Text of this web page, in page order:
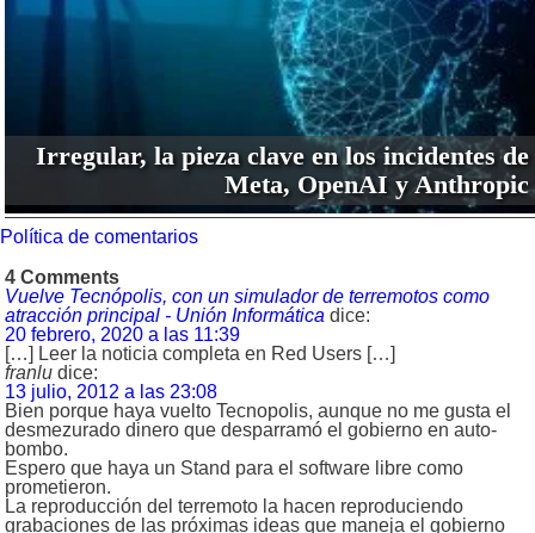
Irregular, la pieza clave en los incidentes de
Meta, OpenAI y Anthropic
Política de comentarios
4 Comments
Vuelve Tecnópolis, con un simulador de terremotos como
atracción principal - Unión Informática dice:
20 febrero, 2020 a las 11:39
[…] Leer la noticia completa en Red Users […]
franlu dice:
13 julio, 2012 a las 23:08
Bien porque haya vuelto Tecnopolis, aunque no me gusta el
desmezurado dinero que desparramó el gobierno en auto-
bombo.
Espero que haya un Stand para el software libre como
prometieron.
La reproducción del terremoto la hacen reproduciendo
grabaciones de las próximas ideas que maneja el gobierno